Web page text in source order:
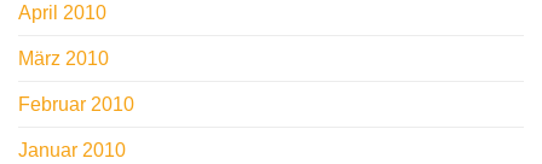
April 2010
März 2010
Februar 2010
Januar 2010